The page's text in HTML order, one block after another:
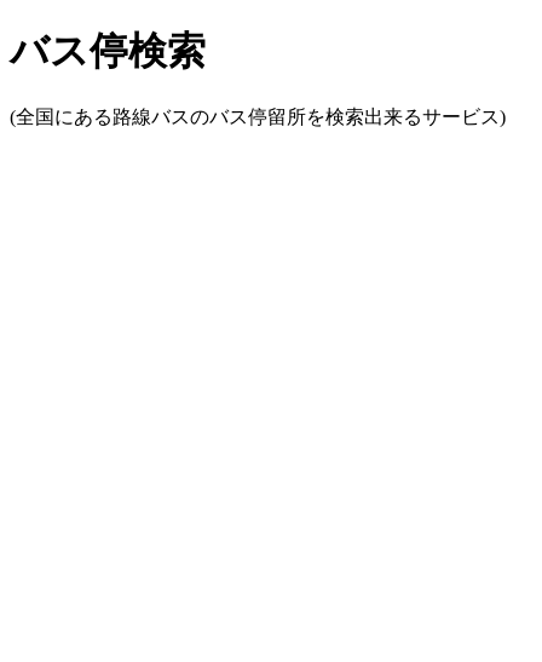
バス停検索
(全国にある路線バスのバス停留所を検索出来るサービス)